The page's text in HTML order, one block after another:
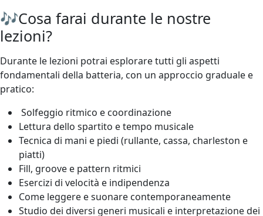
🎶Cosa farai durante le nostre
lezioni?
Durante le lezioni potrai esplorare tutti gli aspetti
fondamentali della batteria, con un approccio graduale e
pratico:
Solfeggio ritmico e coordinazione
Lettura dello spartito e tempo musicale
Tecnica di mani e piedi (rullante, cassa, charleston e
piatti)
Fill, groove e pattern ritmici
Esercizi di velocità e indipendenza
Come leggere e suonare contemporaneamente
Studio dei diversi generi musicali e interpretazione dei